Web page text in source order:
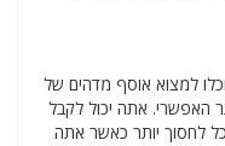
למצוא אוסף מדהים של
ביותר האפשרי. אתה יכול לקבל
תוכל לחסוך יותר כאשר אתה